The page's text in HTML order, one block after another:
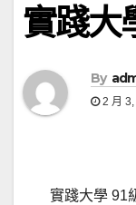
實踐大
By
2 月 3,
實踐大學 91